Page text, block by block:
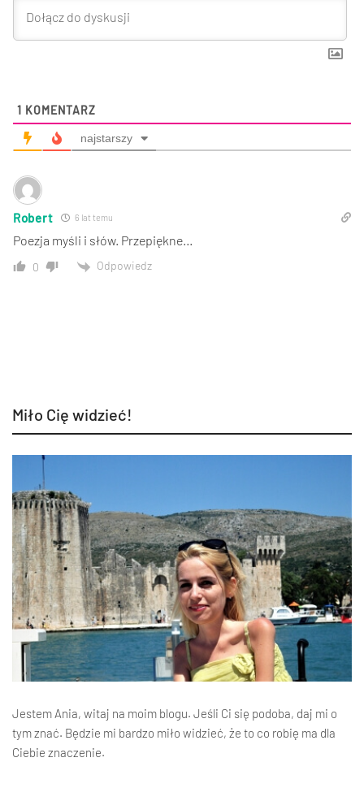
1 KOMENTARZ
najstarszy
Robert 6 lat temu
Poezja myśli i słów. Przepiękne…
0 Odpowiedz
Miło Cię widzieć!
Jestem Ania, witaj na moim blogu. Jeśli Ci się podoba, daj mi o
tym znać. Będzie mi bardzo miło widzieć, że to co robię ma dla
Ciebie znaczenie.